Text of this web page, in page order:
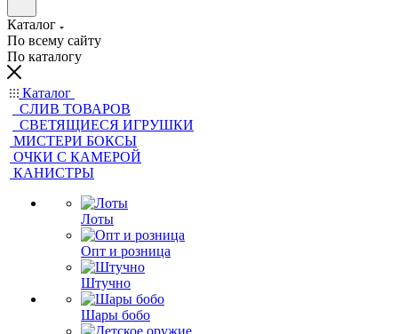
Каталог
По всему сайту
По каталогу
Каталог
CЛИВ ТОВАРОВ
СВЕТЯЩИЕСЯ ИГРУШКИ
МИСТЕРИ БОКСЫ
ОЧКИ С КАМЕРОЙ
КАНИСТРЫ
Лоты
Опт и розница
Штучно
Шары бобо